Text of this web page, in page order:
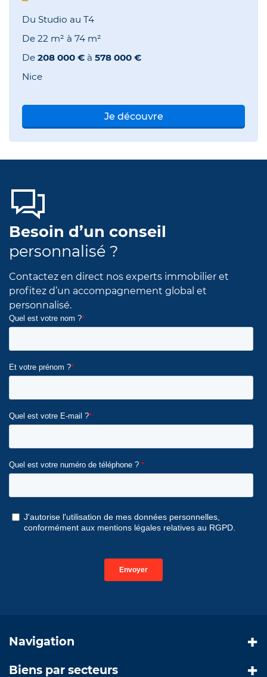
Du Studio au T4
De 22 m² à 74 m²
De 208 000 € à 578 000 €
Nice
Je découvre
Besoin d’un conseil
personnalisé ?
Contactez en direct nos experts immobilier et
profitez d’un accompagnement global et
personnalisé.
Navigation
Biens par secteurs